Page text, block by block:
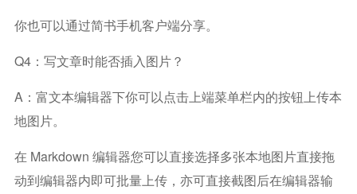
你也可以通过简书手机客户端分享。
Q4：写文章时能否插入图片？
A：富文本编辑器下你可以点击上端菜单栏内的按钮上传本
地图片。
在 Markdown 编辑器您可以直接选择多张本地图片直接拖
动到编辑器内即可批量上传，亦可直接截图后在编辑器输